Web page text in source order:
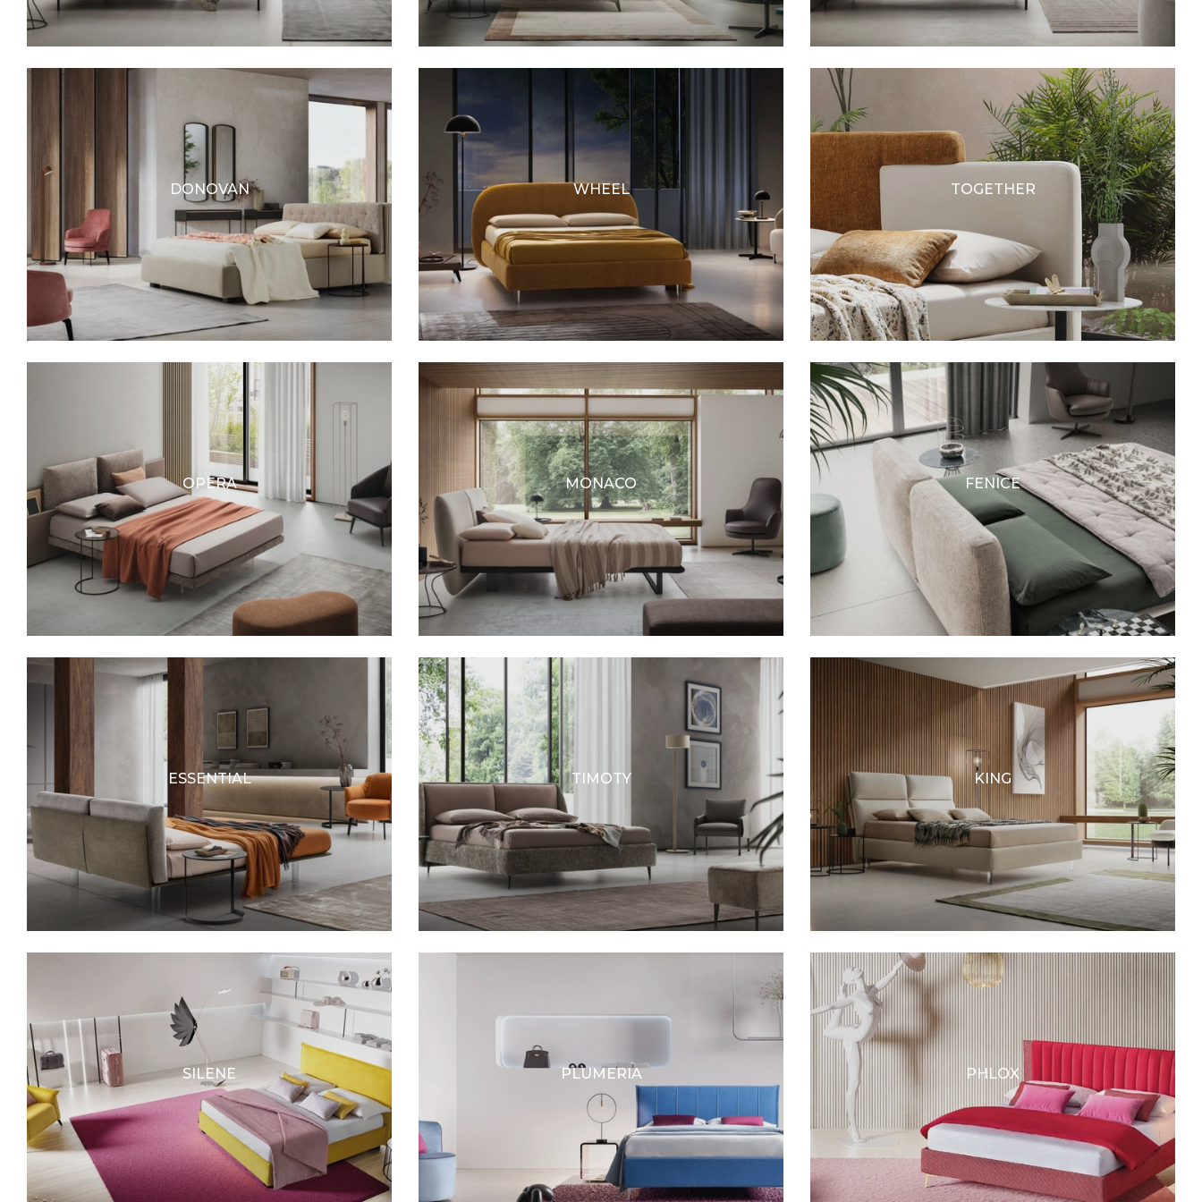
DONOVAN WHEEL TOGETHER
OPERA MONACO FENICE
ESSENTIAL TIMOTY KING
SILENE PLUMERIA PHLOX